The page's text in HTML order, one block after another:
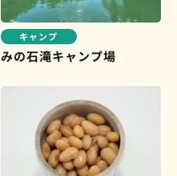
キャンプ
みの石滝キャンプ場